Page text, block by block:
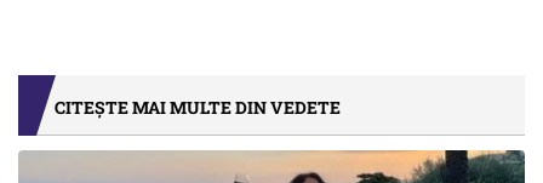
CITEȘTE MAI MULTE DIN VEDETE